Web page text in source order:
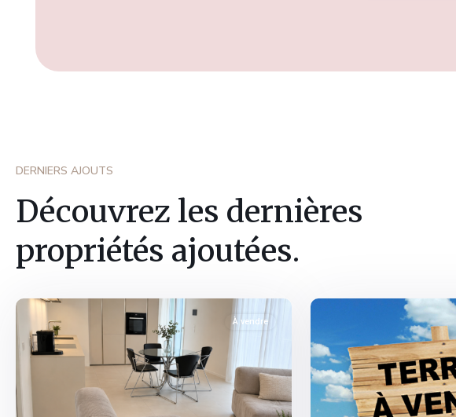
DERNIERS AJOUTS
Découvrez les dernières
propriétés ajoutées.
Fribourg,
À vendre